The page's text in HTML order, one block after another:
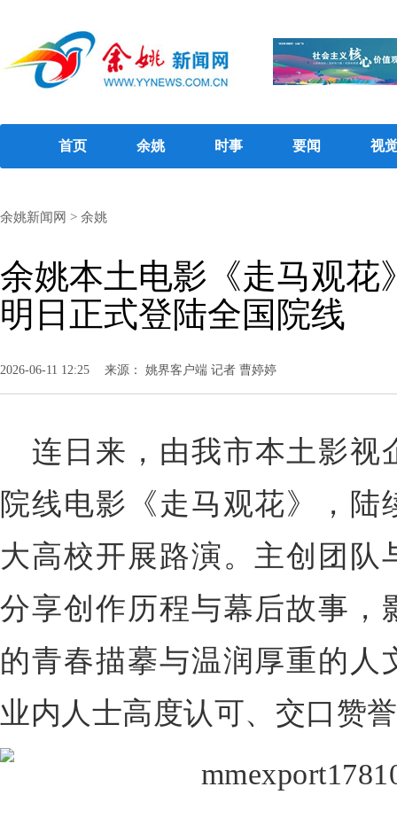
首页 余姚 时事 要闻 视
余姚新闻网 > 余姚
余姚本土电影《走马观花
明日正式登陆全国院线
2026-06-11 12:25 来源： 姚界客户端 记者 曹婷婷
连日来，由我市本土影视
院线电影《走马观花》， 陆
大高校开展路演。 主创团队
分享创作历程与幕后故事
的青春描摹与温润厚重的人
业内人士高度认可、交口赞